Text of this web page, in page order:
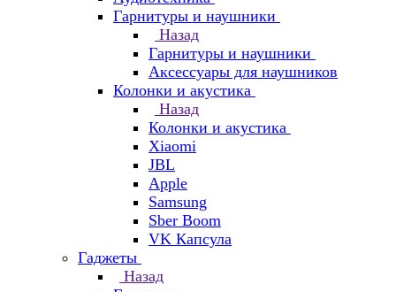
Гарнитуры и наушники
Назад
Гарнитуры и наушники
Аксессуары для наушников
Колонки и акустика
Назад
Колонки и акустика
Xiaomi
JBL
Apple
Samsung
Sber Boom
VK Капсула
Гаджеты
Назад